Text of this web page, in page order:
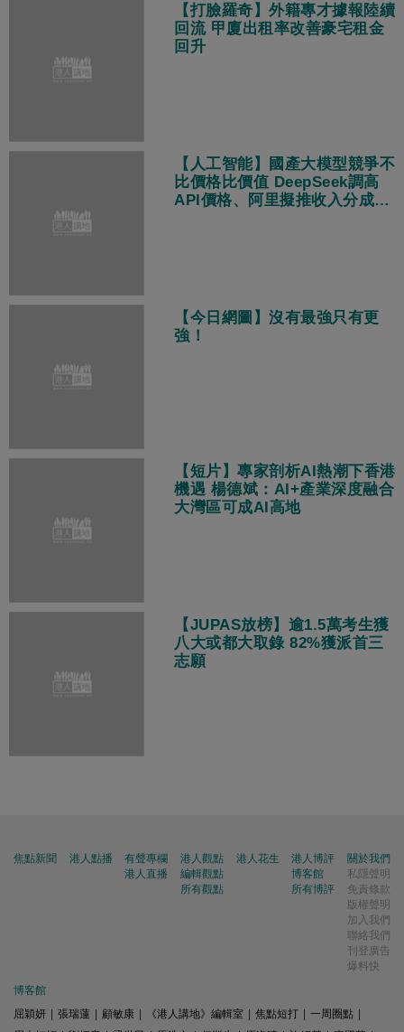
【打臉羅奇】外籍專才據報陸續
回流 甲廈出租率改善豪宅租金
回升
【人工智能】國產大模型競爭不
比價格比價值 DeepSeek調高
API價格、阿里擬推收入分成策
【今日網圖】沒有最強只有更
強！
【短片】專家剖析AI熱潮下香港
機遇 楊德斌：AI+產業深度融合
大灣區可成AI高地
【JUPAS放榜】逾1.5萬考生獲
八大或都大取錄 82%獲派首三
志願
焦點新聞 港人點播
有聲專欄
港人直播
港人觀點
編輯觀點
所有觀點
港人花生
港人博評
博客館
所有博評
關於我們
私隱聲明
免責條款
版權聲明
加入我們
聯絡我們
刊登廣告
爆料快
博客館
屈穎妍 | 張瑞蓮 | 顧敏康 | 《港人講地》編輯室 | 焦點短打 | 一周圈點 |